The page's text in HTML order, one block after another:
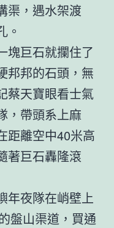
渠，遇水架渡
。
巨石就攔住了
邦邦的石頭，無
蔡天寶眼看士氣
，帶頭系上麻
距離空中40米高
著巨石轟隆滾
夜隊在峭壁上
盤山渠道，買通